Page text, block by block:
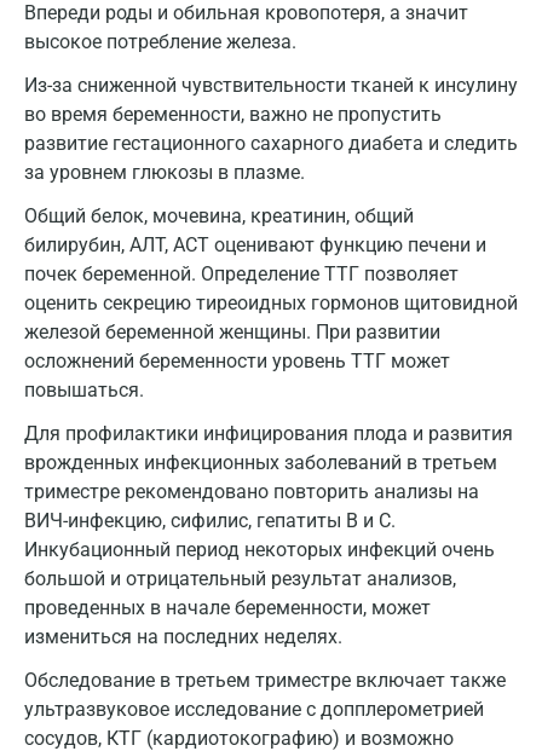
Впереди роды и обильная кровопотеря, а значит
высокое потребление железа.
Из-за сниженной чувствительности тканей к инсулину
во время беременности, важно не пропустить
развитие гестационного сахарного диабета и следить
за уровнем глюкозы в плазме.
Общий белок, мочевина, креатинин, общий
билирубин, АЛТ, АСТ оценивают функцию печени и
почек беременной. Определение ТТГ позволяет
оценить секрецию тиреоидных гормонов щитовидной
железой беременной женщины. При развитии
осложнений беременности уровень ТТГ может
повышаться.
Для профилактики инфицирования плода и развития
врожденных инфекционных заболеваний в третьем
триместре рекомендовано повторить анализы на
ВИЧ-инфекцию, сифилис, гепатиты В и С.
Инкубационный период некоторых инфекций очень
большой и отрицательный результат анализов,
проведенных в начале беременности, может
измениться на последних неделях.
Обследование в третьем триместре включает также
ультразвуковое исследование с допплерометрией
сосудов, КТГ (кардиотокографию) и возможно
Йошкар-Ола
Калуга
Кемерово
Ковров
Коломна
Королев
Кострома
Котельники
Красногорск
Краснодар
Красноярск
Курск
Лабинск
Липецк
Лобня